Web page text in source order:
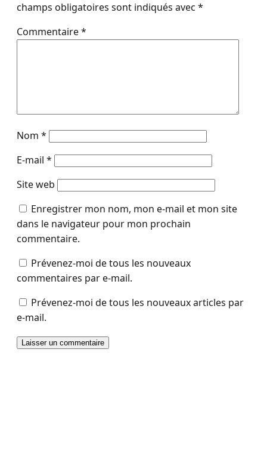
champs obligatoires sont indiqués avec *
Commentaire*
Nom *
E-mail *
Site web
Enregistrer mon nom, mon e-mail et mon site
dans le navigateur pour mon prochain
commentaire.
Prévenez-moi de tous les nouveaux
commentaires par e-mail.
Prévenez-moi de tous les nouveaux articles par
e-mail.